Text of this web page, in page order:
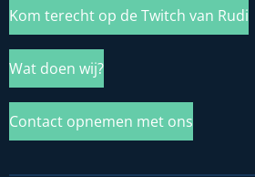
Kom terecht op de Twitch van Rudi
Wat doen wij?
Contact opnemen met ons